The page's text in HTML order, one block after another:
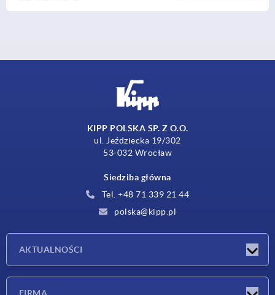
KIPP POLSKA SP. Z O.O.
ul. Jeździecka 19/302
53-032 Wrocław
Siedziba główna
Tel. +48 71 339 21 44
polska@kipp.pl
AKTUALNOŚCI